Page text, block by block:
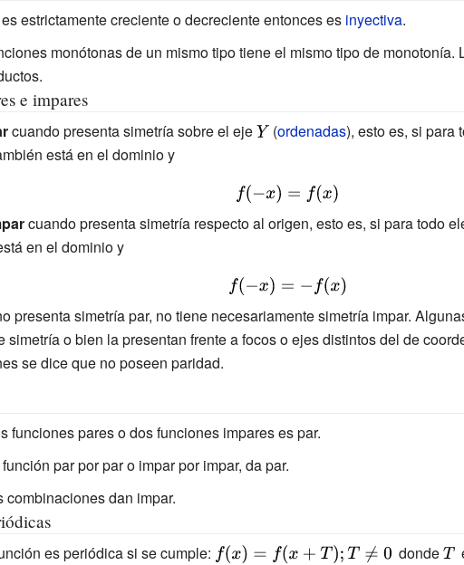
f(x_{2})}
estrictamente creciente o decreciente entonces es inyectiva.
monótonas de un mismo tipo tiene el mismo tipo de monotonía.
e impares
cuando presenta simetría sobre el eje{\displaystyle
(ordenadas), esto es, si para
está en el dominio y
{\displaystyle
f(-x)=f(x)\,}
cuando presenta simetría respecto al origen, esto es, si para todo
en el dominio y
{\displaystyle
f(-x)=-f(x)\,}
presenta simetría par, no tiene necesariamente simetría impar.
simetría o bien la presentan frente a focos o ejes distintos del de
se dice que no poseen paridad.
funciones pares o dos funciones impares es par.
par por par o impar por impar, da par.
combinaciones dan impar.
es periódica si se cumple: {\displaystyle
donde